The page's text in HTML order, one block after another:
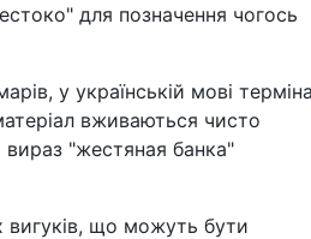
для позначення чогось
у українській мові
вживаються чисто
вираз "жестяная банка"
вигуків, що можуть бути